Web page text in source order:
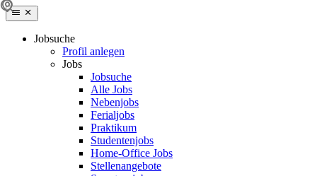
Jobsuche
Profil anlegen
Jobs
Jobsuche
Alle Jobs
Nebenjobs
Ferialjobs
Praktikum
Studentenjobs
Home-Office Jobs
Stellenangebote